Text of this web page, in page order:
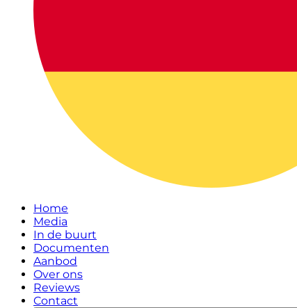
Home
Media
In de buurt
Documenten
Aanbod
Over ons
Reviews
Contact